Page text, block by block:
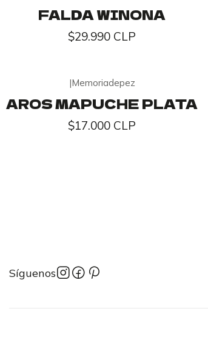
FALDA WINONA
$29.990 CLP
|Memoriadepez
AROS MAPUCHE PLATA
$17.000 CLP
Síguenos